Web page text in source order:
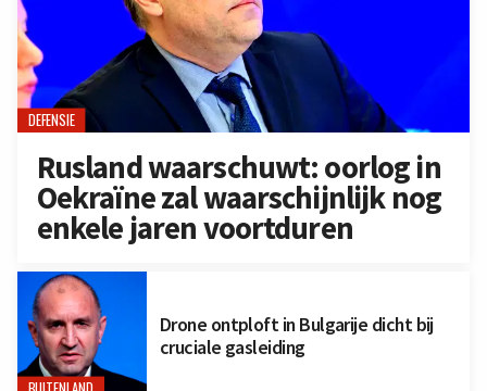
DEFENSIE
Rusland waarschuwt: oorlog in
Oekraïne zal waarschijnlijk nog
enkele jaren voortduren
Drone ontploft in Bulgarije dicht bij
cruciale gasleiding